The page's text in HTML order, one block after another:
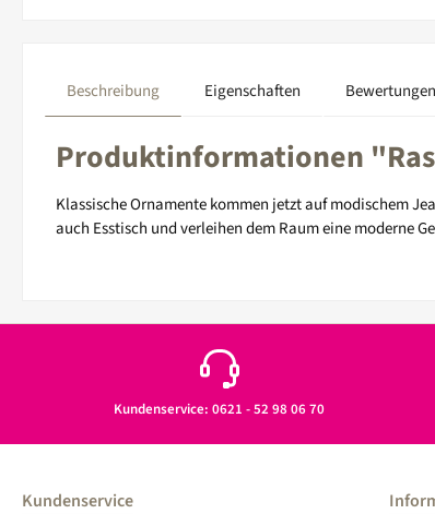
Beschreibung Eigenschaften Bewertungen
Produktinformationen
Klassische Ornamente kommen jetzt auf modischem
auch Esstisch und verleihen dem Raum eine moderne
Kundenservice: 0621 - 52 98 06 70
Kundenservice